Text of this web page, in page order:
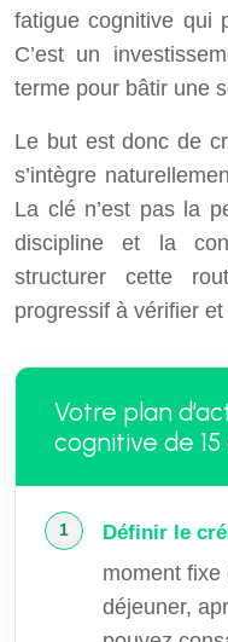
fatigue cognitive qui
C’est un
terme pour bâtir une
Le but est donc de
s’intègre
La clé n’est pas la
discipline et la
structurer cette
progressif à vérifier et
Votre plan
cognitive de
Définir le
moment
déjeuner,